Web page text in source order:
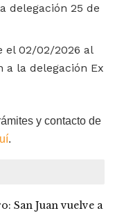
delegación 25 de
el 02/02/2026 al
a la delegación Ex
y contacto de
.
San Juan vuelve a